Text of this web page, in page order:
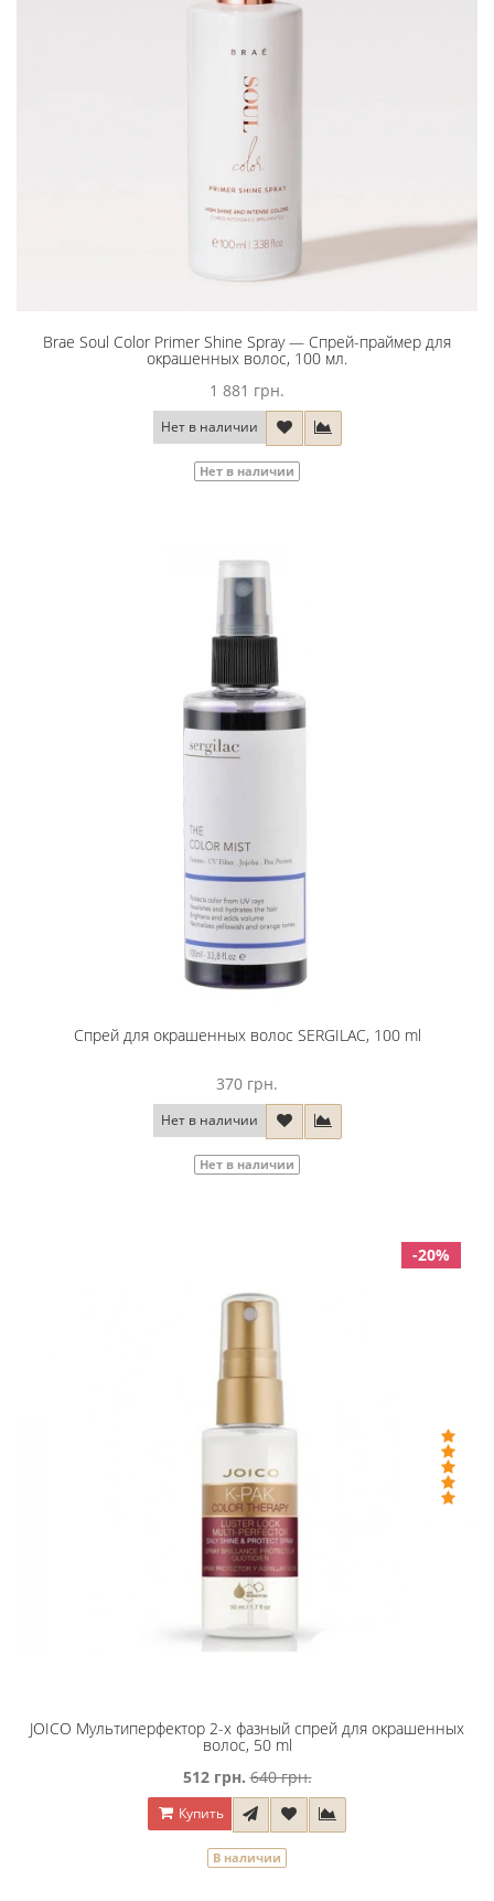
Brae Soul Color Primer Shine Spray — Cпрей-праймер для
окрашенных волос, 100 мл.
1 881 грн.
Нет в наличии
Нет в наличии
Спрей для окрашенных волос SERGILAC, 100 ml
370 грн.
Нет в наличии
Нет в наличии
-20%
JOICO Мультиперфектор 2-х фазный спрей для окрашенных
волос, 50 ml
512 грн. 640 грн.
Купить
В наличии